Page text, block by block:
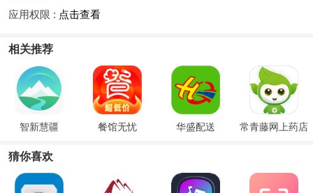
应用权限 : 点击查看
相关推荐
智新慧疆 餐馆无忧 华盛配送 常青藤网上药店
猜你喜欢